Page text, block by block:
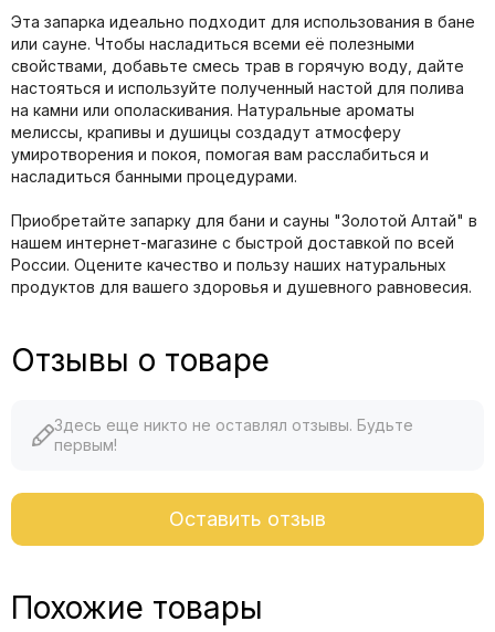
Эта запарка идеально подходит для использования в бане
или сауне. Чтобы насладиться всеми её полезными
свойствами, добавьте смесь трав в горячую воду, дайте
настояться и используйте полученный настой для полива
на камни или ополаскивания. Натуральные ароматы
мелиссы, крапивы и душицы создадут атмосферу
умиротворения и покоя, помогая вам расслабиться и
насладиться банными процедурами.
Приобретайте запарку для бани и сауны "Золотой Алтай" в
нашем интернет-магазине с быстрой доставкой по всей
России. Оцените качество и пользу наших натуральных
продуктов для вашего здоровья и душевного равновесия.
Отзывы о товаре
Здесь еще никто не оставлял отзывы. Будьте
первым!
Оставить отзыв
Похожие товары